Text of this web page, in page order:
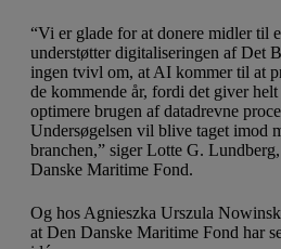
“Vi er glade for at donere midler til
understøtter digitaliseringen af Det
ingen tvivl om, at AI kommer til at
de kommende år, fordi det giver
optimere brugen af datadrevne
Undersøgelsen vil blive taget imod
branchen,” siger Lotte G.
Danske Maritime Fond.
Og hos Agnieszka Urszula
at Den Danske Maritime Fond har